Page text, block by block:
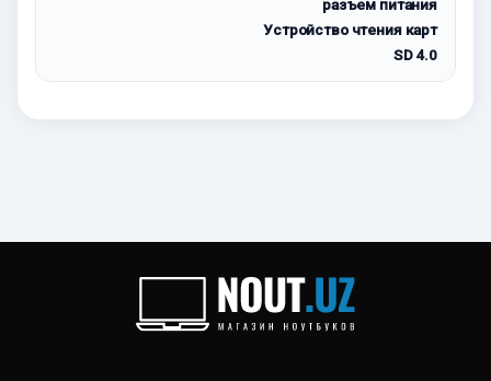
разъем питания
Устройство чтения карт
SD 4.0